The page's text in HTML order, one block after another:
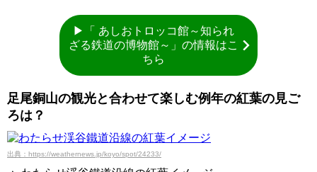
▶「 あしおトロッコ館～知られ
ざる鉄道の博物館～」の情報はこ
ちら
足尾銅山の観光と合わせて楽しむ例年の紅葉の見ご
ろは？
出典：https://weathernews.jp/koyo/spot/24233/